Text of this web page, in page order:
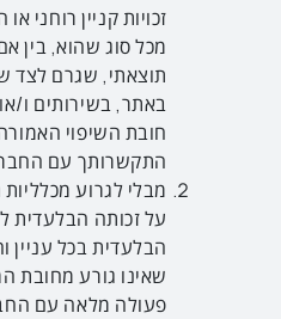
זכויות קניין רוחני
מכל סוג שהוא, בין
תוצאתי, שגרם לצד
באתר, בשירותים ו/
חובת השיפוי
התקשרותך עם
מבלי לגרוע
על זכותה הבלעדית
הבלעדית בכל עניין
שאינו גורע מחובת
פעולה מלאה עם